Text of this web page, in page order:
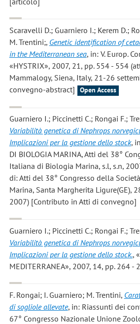
Scaravelli D.; Guarniero I.; Kerem D.;
M. Trentini;, Genetic identification of
in the Mediterranean sea, in: V. Europ.
«HYSTRIX», 2007, 21, pp. 554 - 554
Mammalogy, Siena, Italy, 21-26
convegno-abstract]
Open Access
Guarniero I.; Piccinetti C.; Rongai F.;
Variabilità genetica di Nephrops
Implicazioni per la gestione dello stock,
DI BIOLOGIA MARINA, Atti del 38°
Italiana di Biologia Marina, s.l, s.n,
di: Atti del 38° Congresso della
Marina, Santa Margherita Ligure(GE),
2007) [Contributo in Atti di convegno]
Guarniero I.; Piccinetti C.; Rongai F.;
Variabilità genetica di Nephrops
Implicazioni per la gestione dello stock.,
MEDITERRANEA», 2007, 14, pp. 264
F. Rongai; I. Guarniero; M. Trentini,
di sogliole allevate, in: Riassunti dei
67° Congresso Nazionale Unione